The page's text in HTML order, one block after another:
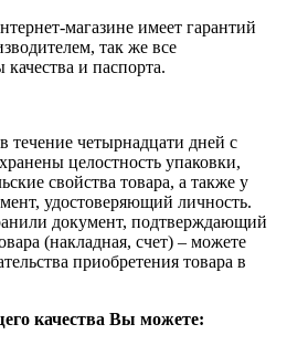
магазине имеет гарантий
так же все
и паспорта.
течение четырнадцати дней с
целостность упаковки,
свойства товара, а также у
удостоверяющий личность.
документ, подтверждающий
(накладная, счет) – можете
приобретения товара в
качества Вы можете: